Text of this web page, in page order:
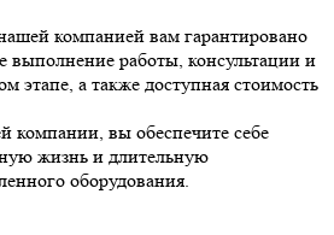
компанией вам гарантировано
выполнение работы, консультации и
этапе, а также доступная стоимость
компании, вы обеспечите себе
жизнь и длительную
оборудования.